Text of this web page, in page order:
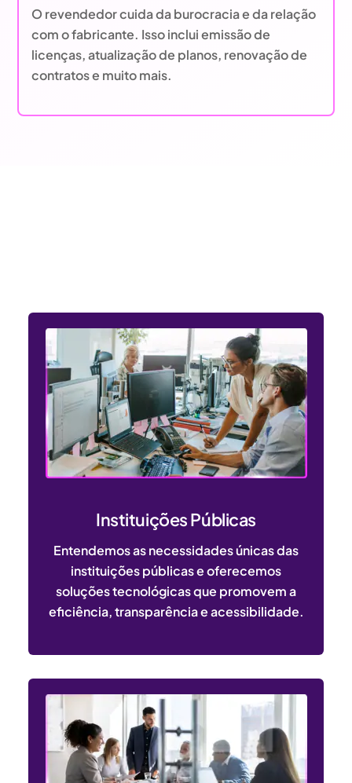
O revendedor cuida da burocracia e da relação
com o fabricante. Isso inclui emissão de
licenças, atualização de planos, renovação de
contratos e muito mais.
Instituições Públicas
Entendemos as necessidades únicas das
instituições públicas e oferecemos
soluções tecnológicas que promovem a
eficiência, transparência e acessibilidade.